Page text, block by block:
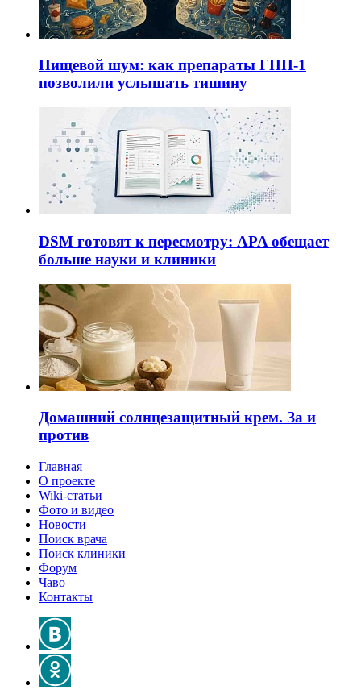
Пищевой шум: как препараты ГПП-1
позволили услышать тишину
DSM готовят к пересмотру: APA обещает
больше науки и клиники
Домашний солнцезащитный крем. За и
против
Главная
О проекте
Wiki-статьи
Фото и видео
Новости
Поиск врача
Поиск клиники
Форум
Чаво
Контакты